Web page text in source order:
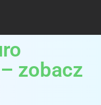
zobacz